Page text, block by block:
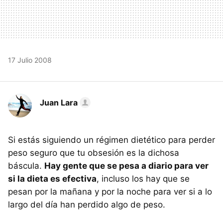
17 Julio 2008
Juan Lara
Si estás siguiendo un régimen dietético para perder
peso seguro que tu obsesión es la dichosa
báscula. Hay gente que se pesa a diario para ver
si la dieta es efectiva, incluso los hay que se
pesan por la mañana y por la noche para ver si a lo
largo del día han perdido algo de peso.